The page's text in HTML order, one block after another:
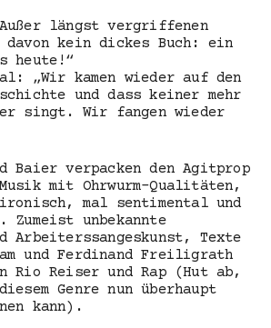
längst vergriffenen
davon kein dickes Buch: ein
heute!“
„Wir kamen wieder auf den
und dass keiner mehr
singt. Wir fangen wieder
Baier verpacken den Agitprop
mit Ohrwurm-Qualitäten,
mal sentimental und
Zumeist unbekannte
Arbeiterssangeskunst, Texte
und Ferdinand Freiligrath
Rio Reiser und Rap (Hut ab,
Genre nun überhaupt
kann).